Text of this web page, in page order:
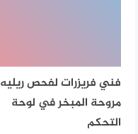
فني فريزرات لفحص ريليه
مروحة المبخر في لوحة
التحكم